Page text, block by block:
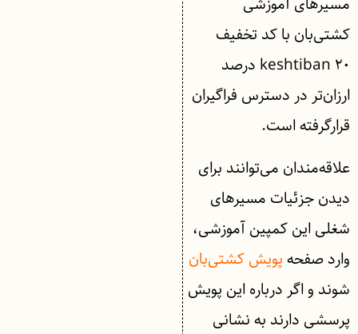
کشتی‌بان با کد تخفیف
keshtiban ۲۰ درصد
ارزان‌تر در دسترس فراگیران
قرارگرفته است.
علاقه‌مندان می‌توانند برای
دیدن جزئیات مسیرهای
شغلی این کمپین آموزشی،
وارد صفحهپویش کشتی‌بان
شوند و اگر درباره این پویش
پرسشی دارند به نشانی